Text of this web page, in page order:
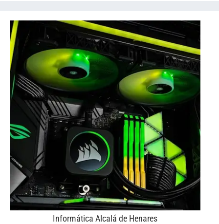
Informática Alcalá de Henares